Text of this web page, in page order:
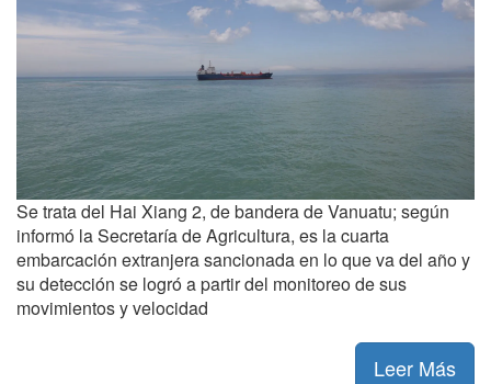
Se trata del Hai Xiang 2, de bandera de Vanuatu; según
informó la Secretaría de Agricultura, es la cuarta
embarcación extranjera sancionada en lo que va del año y
su detección se logró a partir del monitoreo de sus
movimientos y velocidad
Leer Más